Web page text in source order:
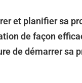
et planifier sa
de façon
de démarrer sa